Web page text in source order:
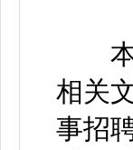
本
相关
事招